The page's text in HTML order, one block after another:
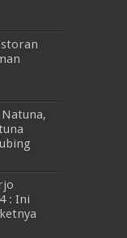
: Ini